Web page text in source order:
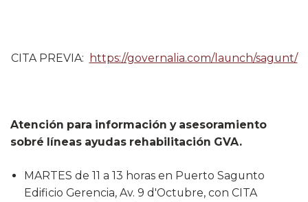
CITA PREVIA: https://governalia.com/launch/sagunt/
Atención para información y asesoramiento
sobré líneas ayudas rehabilitación GVA.
MARTES de 11 a 13 horas en Puerto Sagunto
Edificio Gerencia, Av. 9 d'Octubre, con CITA